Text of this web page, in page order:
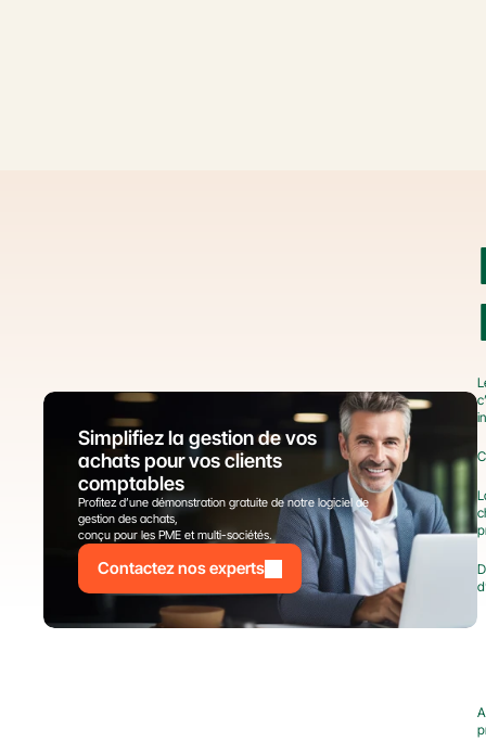
Simplifiez la gestion de vos
achats pour vos clients
comptables
Profitez d’une démonstration gratuite de notre logiciel de
gestion des achats,
conçu pour les PME et multi-sociétés.
Contactez nos experts